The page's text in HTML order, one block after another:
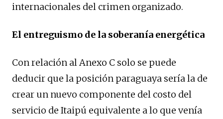
internacionales del crimen organizado.
El entreguismo de la soberanía energética
Con relación al Anexo C solo se puede
deducir que la posición paraguaya sería la de
crear un nuevo componente del costo del
servicio de Itaipú equivalente a lo que venía